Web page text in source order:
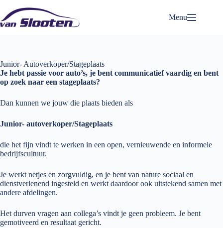
naar
de
Menu
Junior- Autoverkoper/Stageplaats
Je hebt passie voor auto’s, je bent communicatief vaardig en bent
op zoek naar een stageplaats?
Dan kunnen we jouw die plaats bieden als
Junior- autoverkoper/Stageplaats
die het fijn vindt te werken in een open, vernieuwende en informele
bedrijfscultuur.
Je werkt netjes en zorgvuldig, en je bent van nature sociaal en
dienstverlenend ingesteld en werkt daardoor ook uitstekend samen met
andere afdelingen.
Het durven vragen aan collega’s vindt je geen probleem. Je bent
gemotiveerd en resultaat gericht.